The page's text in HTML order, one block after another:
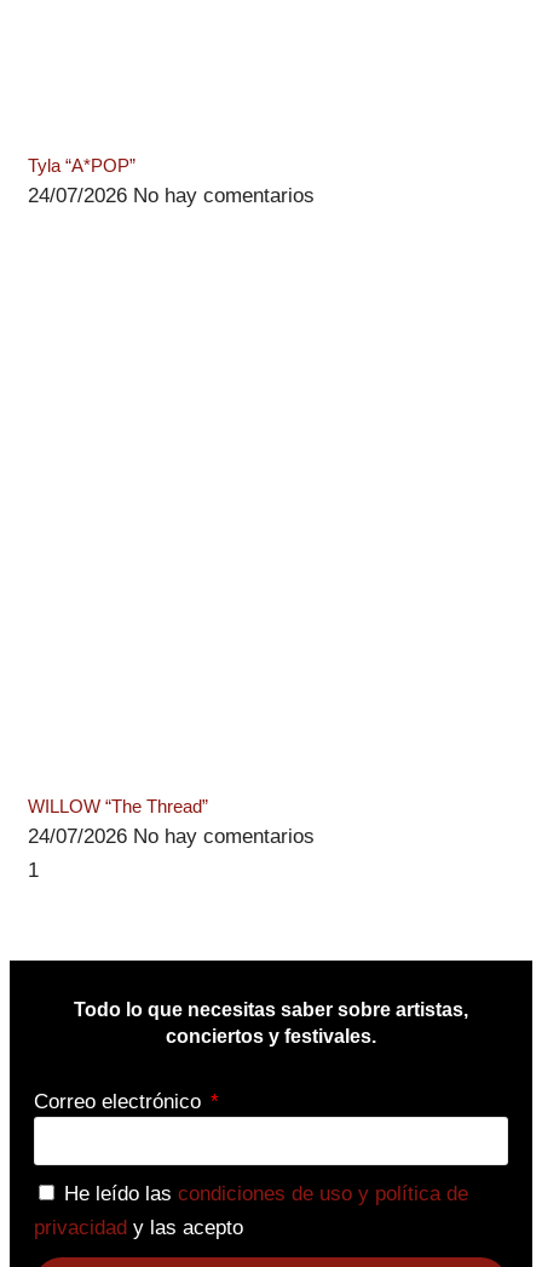
Tyla “A*POP”
24/07/2026 No hay comentarios
WILLOW “The Thread”
24/07/2026 No hay comentarios
Todo lo que necesitas saber sobre artistas,
conciertos y festivales.
Correo electrónico
He leído las condiciones de uso y política de
privacidad y las acepto